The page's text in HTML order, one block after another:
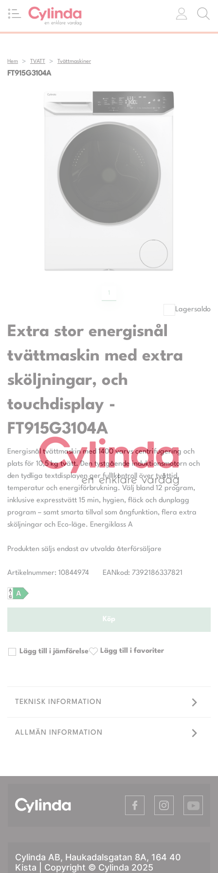
Hem TVATT Tvättmaskiner
FT915G3104A
1
Lagersaldo
Extra stor energisnål
tvättmaskin med extra
sköljningar, och
touchdisplay -
FT915G3104A
Energisnål tvättmaskin med 1400 varvs centrifugering och
plats för 10,5 kg tvätt. Den tystgående induktionsmotorn och
den tydliga textdisplayen ger full kontroll över tvättid,
temperatur och energiförbrukning. Välj bland 12 program,
inklusive expresstvätt 15 min, hygien, fläck och dunplagg
program – samt smarta tillval som ångfunktion, flera extra
sköljningar och Eco-läge. Energiklass A
Artikelnummer: 10844974 EANkod: 7392186337821
Köp
Lägg till i jämförelse Lägg till i favoriter
TEKNISK INFORMATION
ALLMÄN INFORMATION
Cylinda AB, Haukadalsgatan 8A, 164 40
Kista | Copyright © Cylinda 2025